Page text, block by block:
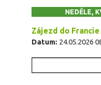
NEDĚLE,
Zájezd do Francie
Datum: 24.05.2026